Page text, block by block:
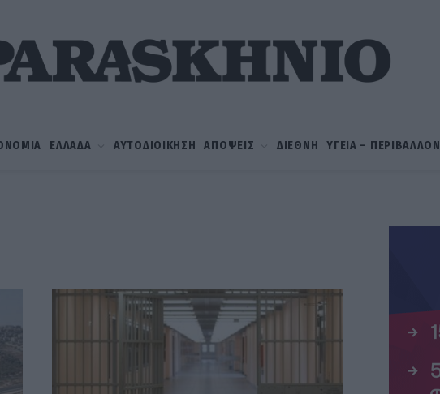
ΕΛΛΑΔΑ ΑΥΤΟΔΙΟΙΚΗΣΗ ΑΠΟΨΕΙΣ ΔΙΕΘΝΗ ΥΓΕΙΑ – ΠΕΡΙΒΑΛΛΟΝ